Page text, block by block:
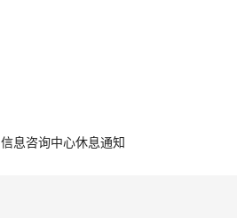
信息咨询中心休息通知